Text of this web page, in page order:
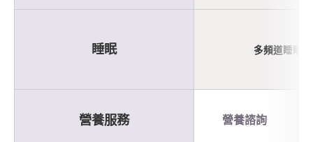
睡眠 多頻道睡眠
營養服務 營養諮詢